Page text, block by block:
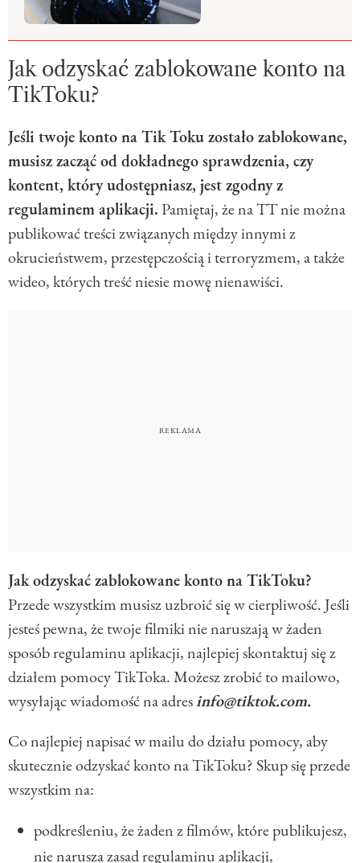
Jak odzyskać zablokowane konto na
TikToku?
Jeśli twoje konto na Tik Toku zostało zablokowane,
musisz zacząć od dokładnego sprawdzenia, czy
kontent, który udostępniasz, jest zgodny z
regulaminem aplikacji.Pamiętaj, że na TT nie można
publikować treści związanych między innymi z
okrucieństwem, przestępczością i terroryzmem, a także
wideo, których treść niesie mowę nienawiści.
Jak odzyskać zablokowane konto na TikToku?
Przede wszystkim musisz uzbroić się w cierpliwość. Jeśli
jesteś pewna, że twoje filmiki nie naruszają w żaden
sposób regulaminu aplikacji, najlepiej skontaktuj się z
działem pomocy TikToka. Możesz zrobić to mailowo,
wysyłając wiadomość na adresinfo@tiktok.com.
Co najlepiej napisać w mailu do działu pomocy, aby
skutecznie odzyskać konto na TikToku? Skup się przede
wszystkim na:
podkreśleniu, że żaden z filmów, które publikujesz,
nie narusza zasad regulaminu aplikacji,